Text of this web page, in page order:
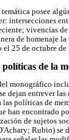
posee
intersecciones
vivencias
de homenaje
25 de octubre de
de la
monográfico
dejan entrever
las políticas de
han encontrado
de sujetos
Rubio) se